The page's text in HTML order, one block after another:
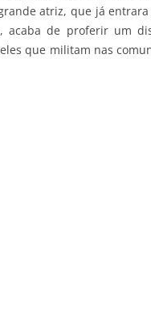
atriz, que já
acaba de proferir um
que militam nas